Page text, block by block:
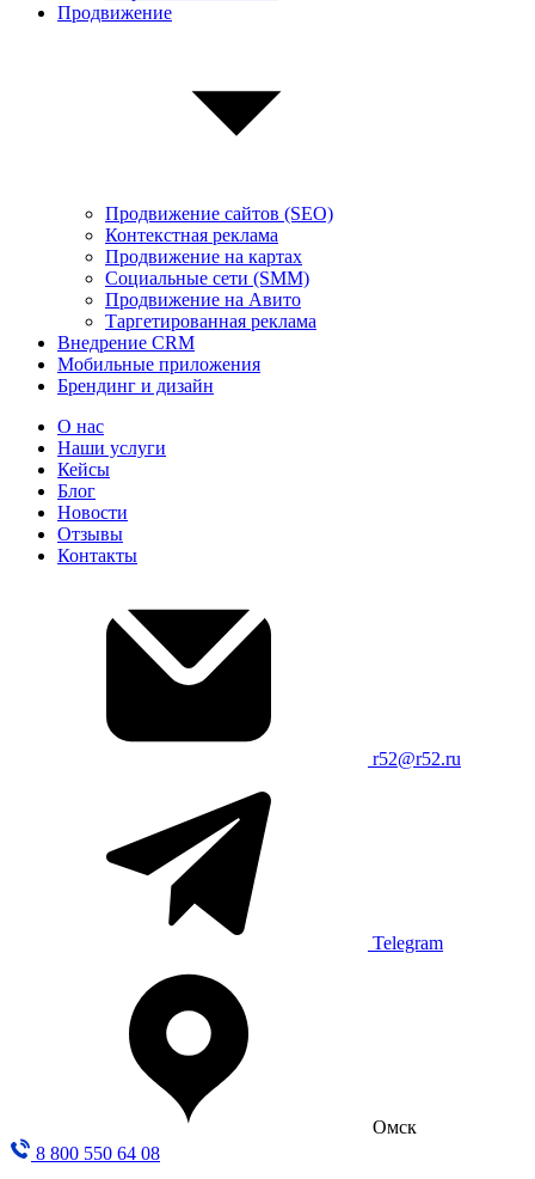
Продвижение
Продвижение сайтов (SEO)
Контекстная реклама
Продвижение на картах
Социальные сети (SMM)
Продвижение на Авито
Таргетированная реклама
Внедрение CRM
Мобильные приложения
Брендинг и дизайн
О нас
Наши услуги
Кейсы
Блог
Новости
Отзывы
Контакты
r52@r52.ru
Telegram
Омск
8 800 550 64 08